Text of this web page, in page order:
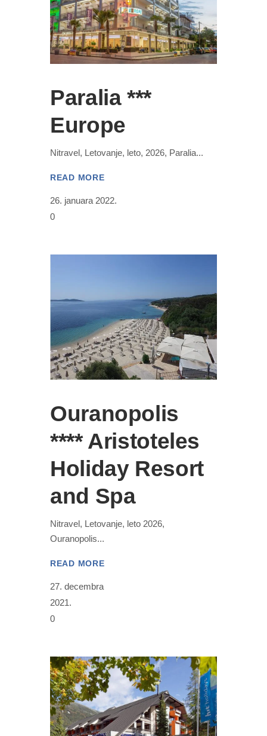
Paralia ***
Europe
Nitravel, Letovanje, leto, 2026, Paralia
READ MORE
26. januara 2022.
0
Ouranopolis
**** Aristoteles
Holiday Resort
and Spa
Nitravel, Letovanje, leto 2026,
Ouranopolis
READ MORE
27. decembra
2021.
0